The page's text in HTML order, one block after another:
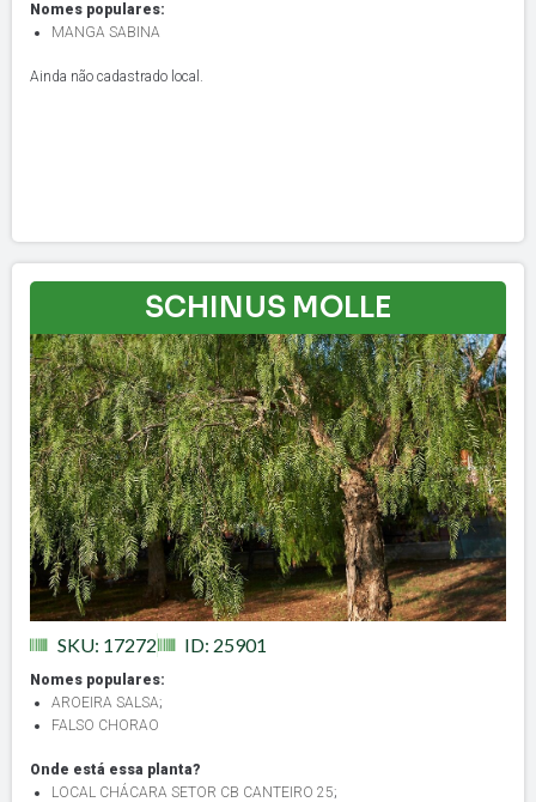
Nomes populares:
MANGA SABINA
Ainda não cadastrado local.
SCHINUS MOLLE
SKU: 17272 ID: 25901
Nomes populares:
AROEIRA SALSA;
FALSO CHORAO
Onde está essa planta?
LOCAL CHÁCARA SETOR CB CANTEIRO 25;